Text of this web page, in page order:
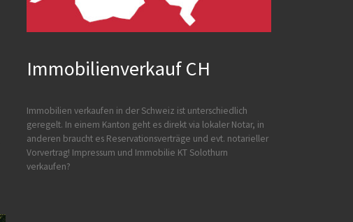
Immobilienverkauf CH
Immobilien verkaufen in der Schweiz ist unterschiedlich
geregelt. In einem Kanton geht es direkt via lokaler Notar, in
anderen braucht es Reservationsverträge und evt. notarieller
Vorvertrag! Impressum und Immobilie KT Solothurn
verkaufen?